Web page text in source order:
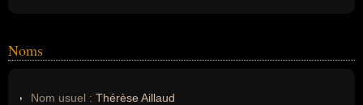
Noms
Nom usuel : Thérèse Aillaud